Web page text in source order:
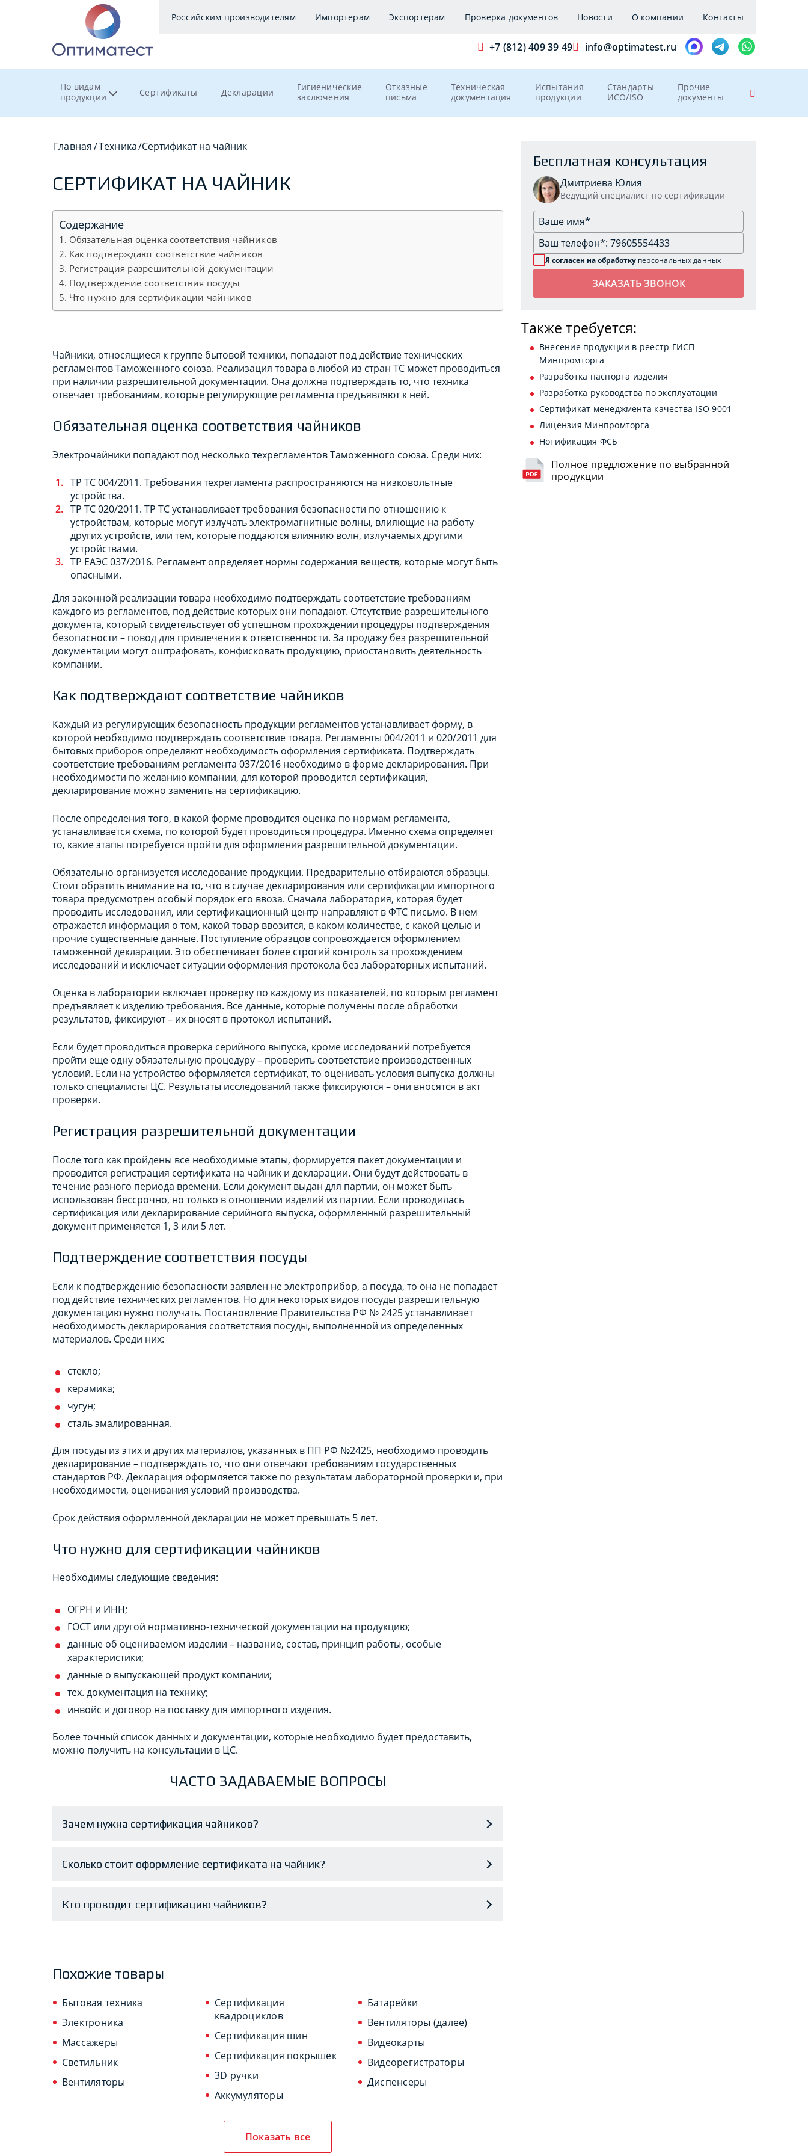
Российским производителям Импортерам Экспортерам Проверка документов Новости О компании Контакты
+7 (812) 409 39 49 info@optimatest.ru
По видам
продукции
Сертификаты Декларации
Гигиенические
заключения
Отказные
письма
Техническая
документация
Испытания
продукции
Стандарты
ИСО/ISO
Прочие
документы
Главная/Техника/Сертификат на чайник
СЕРТИФИКАТ НА ЧАЙНИК
Содержание
Обязательная оценка соответствия чайников
Как подтверждают соответствие чайников
Регистрация разрешительной документации
Подтверждение соответствия посуды
Что нужно для сертификации чайников
Чайники, относящиеся к группе бытовой техники, попадают под действие технических
регламентов Таможенного союза. Реализация товара в любой из стран ТС может проводиться
при наличии разрешительной документации. Она должна подтверждать то, что техника
отвечает требованиям, которые регулирующие регламента предъявляют к ней.
Обязательная оценка соответствия чайников
Электрочайники попадают под несколько техрегламентов Таможенного союза. Среди них:
ТР ТС 004/2011. Требования техрегламента распространяются на низковольтные
устройства.
ТР ТС 020/2011. ТР ТС устанавливает требования безопасности по отношению к
устройствам, которые могут излучать электромагнитные волны, влияющие на работу
других устройств, или тем, которые поддаются влиянию волн, излучаемых другими
устройствами.
ТР ЕАЭС 037/2016. Регламент определяет нормы содержания веществ, которые могут быть
опасными.
Для законной реализации товара необходимо подтверждать соответствие требованиям
каждого из регламентов, под действие которых они попадают. Отсутствие разрешительного
документа, который свидетельствует об успешном прохождении процедуры подтверждения
безопасности – повод для привлечения к ответственности. За продажу без разрешительной
документации могут оштрафовать, конфисковать продукцию, приостановить деятельность
компании.
Как подтверждают соответствие чайников
Каждый из регулирующих безопасность продукции регламентов устанавливает форму, в
которой необходимо подтверждать соответствие товара. Регламенты 004/2011 и 020/2011 для
бытовых приборов определяют необходимость оформления сертификата. Подтверждать
соответствие требованиям регламента 037/2016 необходимо в форме декларирования. При
необходимости по желанию компании, для которой проводится сертификация,
декларирование можно заменить на сертификацию.
После определения того, в какой форме проводится оценка по нормам регламента,
устанавливается схема, по которой будет проводиться процедура. Именно схема определяет
то, какие этапы потребуется пройти для оформления разрешительной документации.
Обязательно организуется исследование продукции. Предварительно отбираются образцы.
Стоит обратить внимание на то, что в случае декларирования или сертификации импортного
товара предусмотрен особый порядок его ввоза. Сначала лаборатория, которая будет
проводить исследования, или сертификационный центр направляют в ФТС письмо. В нем
отражается информация о том, какой товар ввозится, в каком количестве, с какой целью и
прочие существенные данные. Поступление образцов сопровождается оформлением
таможенной декларации. Это обеспечивает более строгий контроль за прохождением
исследований и исключает ситуации оформления протокола без лабораторных испытаний.
Оценка в лаборатории включает проверку по каждому из показателей, по которым регламент
предъявляет к изделию требования. Все данные, которые получены после обработки
результатов, фиксируют – их вносят в протокол испытаний.
Если будет проводиться проверка серийного выпуска, кроме исследований потребуется
пройти еще одну обязательную процедуру – проверить соответствие производственных
условий. Если на устройство оформляется сертификат, то оценивать условия выпуска должны
только специалисты ЦС. Результаты исследований также фиксируются – они вносятся в акт
проверки.
Регистрация разрешительной документации
После того как пройдены все необходимые этапы, формируется пакет документации и
проводится регистрация сертификата на чайник и декларации. Они будут действовать в
течение разного периода времени. Если документ выдан для партии, он может быть
использован бессрочно, но только в отношении изделий из партии. Если проводилась
сертификация или декларирование серийного выпуска, оформленный разрешительный
документ применяется 1, 3 или 5 лет.
Подтверждение соответствия посуды
Если к подтверждению безопасности заявлен не электроприбор, а посуда, то она не попадает
под действие технических регламентов. Но для некоторых видов посуды разрешительную
документацию нужно получать. Постановление Правительства РФ № 2425 устанавливает
необходимость декларирования соответствия посуды, выполненной из определенных
материалов. Среди них:
стекло;
керамика;
чугун;
сталь эмалированная.
Для посуды из этих и других материалов, указанных в ПП РФ №2425, необходимо проводить
декларирование – подтверждать то, что они отвечают требованиям государственных
стандартов РФ. Декларация оформляется также по результатам лабораторной проверки и, при
необходимости, оценивания условий производства.
Срок действия оформленной декларации не может превышать 5 лет.
Что нужно для сертификации чайников
Необходимы следующие сведения:
ОГРН и ИНН;
ГОСТ или другой нормативно-технической документации на продукцию;
данные об оцениваемом изделии – название, состав, принцип работы, особые
характеристики;
данные о выпускающей продукт компании;
тех. документация на технику;
инвойс и договор на поставку для импортного изделия.
Более точный список данных и документации, которые необходимо будет предоставить,
можно получить на консультации в ЦС.
ЧАСТО ЗАДАВАЕМЫЕ ВОПРОСЫ
Зачем нужна сертификация чайников?
Сколько стоит оформление сертификата на чайник?
Кто проводит сертификацию чайников?
Похожие товары
Бытовая техника
Электроника
Массажеры
Светильник
Вентиляторы
Сертификация
квадроциклов
Сертификация шин
Сертификация покрышек
3D ручки
Аккумуляторы
Батарейки
Вентиляторы (далее)
Видеокарты
Видеорегистраторы
Диспенсеры
Показать все
Бесплатная консультация
Дмитриева Юлия
Ведущий специалист по сертификации
Я согласен на обработку персональных данных
Также требуется:
Внесение продукции в реестр ГИСП
Минпромторга
Разработка паспорта изделия
Разработка руководства по эксплуатации
Сертификат менеджмента качества ISO 9001
Лицензия Минпромторга
Нотификация ФСБ
Полное предложение по выбранной
продукции